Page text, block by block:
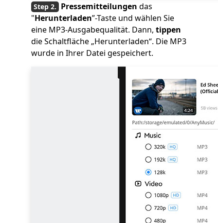
Pressemitteilungen das
"Herunterladen”-Taste und wählen Sie
eine MP3-Ausgabequalität. Dann, tippen
die Schaltfläche „Herunterladen“. Die MP3
wurde in Ihrer Datei gespeichert.